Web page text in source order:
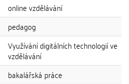
online vzdělávání
pedagog
Využívání digitálních technologií ve
vzdělávání
bakalářská práce